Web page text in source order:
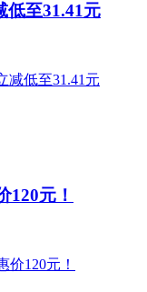
低至31.41元
120元！